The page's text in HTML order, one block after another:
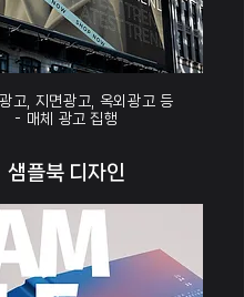
고, 지면광고, 옥외광고 등
- 매체 광고 집행
샘플북 디자인